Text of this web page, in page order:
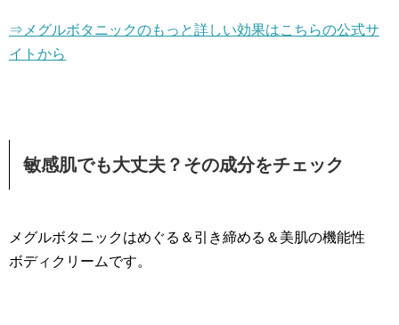
⇒メグルボタニックのもっと詳しい効果はこちらの公式サ
イトから
敏感肌でも大丈夫？その成分をチェック
メグルボタニックはめぐる＆引き締める＆美肌の機能性
ボディクリームです。